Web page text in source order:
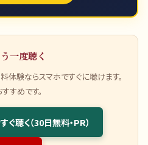
一度聴く
体験ならスマホですぐに聴けます。
すめです。
く（30日無料・PR）